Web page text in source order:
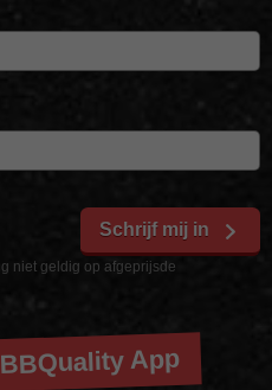
niet geldig op afgeprijsde
Schrijf mij in
App